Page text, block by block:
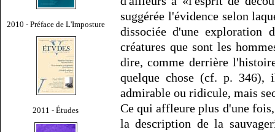
2010 - Préface de L'Imposture
2011 - Études
suggérée l'évidence selon
dissociée d'une exploration
créatures que sont les
dire, comme derrière
quelque chose (cf. p.
admirable ou ridicule, mais
Ce qui affleure plus d'une
la description de la